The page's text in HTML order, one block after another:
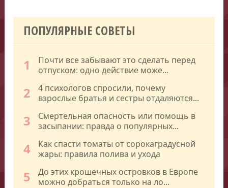
ПОПУЛЯРНЫЕ СОВЕТЫ
1
Почти все забывают это сделать перед
отпуском: одно действие може...
2
4 психологов спросили, почему
взрослые братья и сестры отдаляются...
3
Смертельная опасность или помощь в
засыпании: правда о популярных...
4
Как спасти томаты от сорокаградусной
жары: правила полива и ухода
5
До этих крошечных островков в Европе
можно добраться только на ло...